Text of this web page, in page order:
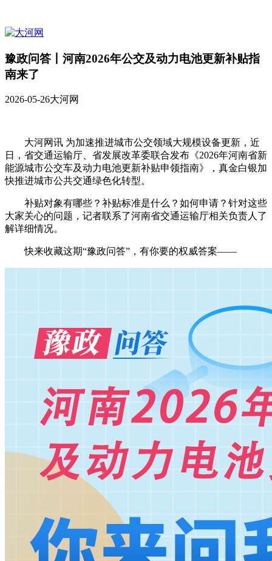
豫政问答丨河南2026年公交及动力电池更新补贴指
南来了
2026-05-26大河网
大河网讯 为加速推进城市公交领域大规模设备更新，近
日，省交通运输厅、省发展改革委联合发布《2026年河南省新
能源城市公交车及动力电池更新补贴申领指南》，真金白银加
快推进城市公共交通绿色化转型。
补贴对象有哪些？补贴标准是什么？如何申请？针对这些
大家关心的问题，记者联系了河南省交通运输厅相关负责人了
解详细情况。
快来收藏这期“豫政问答”，有你要的权威答案——